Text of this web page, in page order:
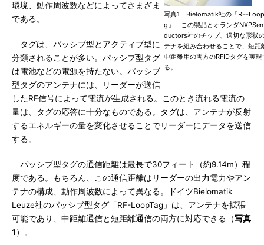
写真1 Bielomatik社の「RF-
g」 この製品とオランダ
ductors社のチップ、適切な形状
テナを組み合わせることで、短距
中距離用の両方のRFIDタグを実現
る。
環境、動作周波数などによってさまざま
である。
タグは、パッシブ型とアクティブ型に
分類されることが多い。パッシブ型タグ
は電池などの電源を持たない。パッシブ
型タグのアンテナには、リーダーが送信
したRF信号によって電流が生成される。このとき流れる電流の
量は、タグの応答に十分なものである。タグは、アンテナが反射
するエネルギーの量を変化させることでリーダーにデータを送信
する。
パッシブ型タグの通信距離は最長で30フィート（約9.14m）程
度である。もちろん、この通信距離はリーダーの出力電力やアン
テナの構成、動作周波数によって異なる。ドイツBielomatik
Leuze社のパッシブ型タグ「RF-LoopTag」は、アンテナを拡張
可能であり、中距離通信と短距離通信の両方に対応できる（写真
1 ）。